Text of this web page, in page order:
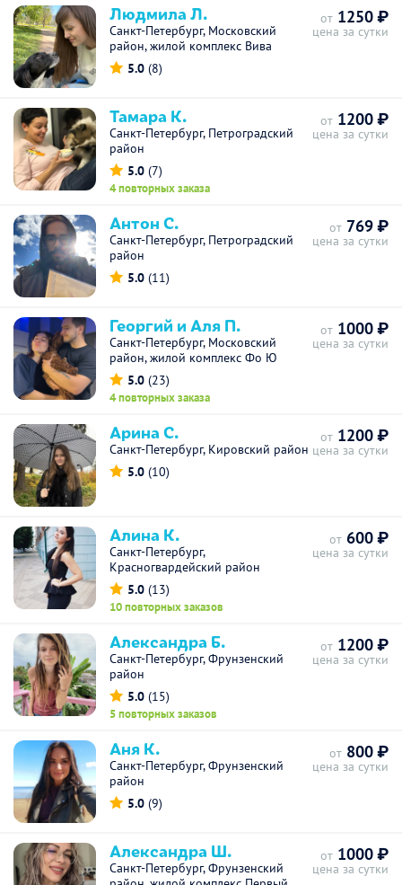
Людмила Л.
Санкт-Петербург, Московский
район, жилой комплекс Вива
5.0 (8)
от 1250 ₽
цена за сутки
Тамара К.
Санкт-Петербург, Петроградский
район
5.0 (7)
4 повторных заказа
от 1200 ₽
цена за сутки
Антон С.
Санкт-Петербург, Петроградский
район
5.0 (11)
от 769 ₽
цена за сутки
Георгий и Аля П.
Санкт-Петербург, Московский
район, жилой комплекс Фо Ю
5.0 (23)
4 повторных заказа
от 1000 ₽
цена за сутки
Арина С.
Санкт-Петербург, Кировский район
5.0 (10)
от 1200 ₽
цена за сутки
Алина К.
Санкт-Петербург,
Красногвардейский район
5.0 (13)
10 повторных заказов
от 600 ₽
цена за сутки
Александра Б.
Санкт-Петербург, Фрунзенский
район
5.0 (15)
5 повторных заказов
от 1200 ₽
цена за сутки
Аня К.
Санкт-Петербург, Фрунзенский
район
5.0 (9)
от 800 ₽
цена за сутки
Александра Ш.
Санкт-Петербург, Фрунзенский
от 1000 ₽
цена за сутки